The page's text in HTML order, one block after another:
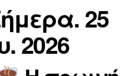
25
2026
Συντάκτης
ό
τ
ο
ν/
τ
Ημ.
5
Μ
α
ΐ
ο